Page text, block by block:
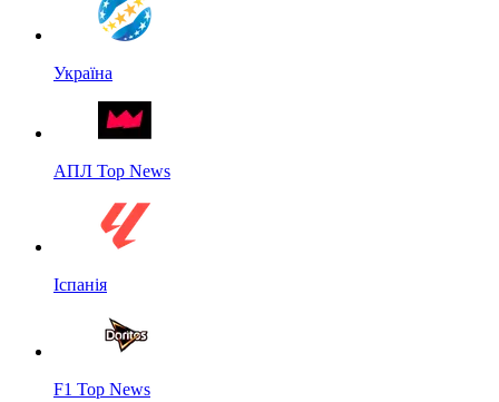
Україна
АПЛ Top News
Іспанія
F1 Top News